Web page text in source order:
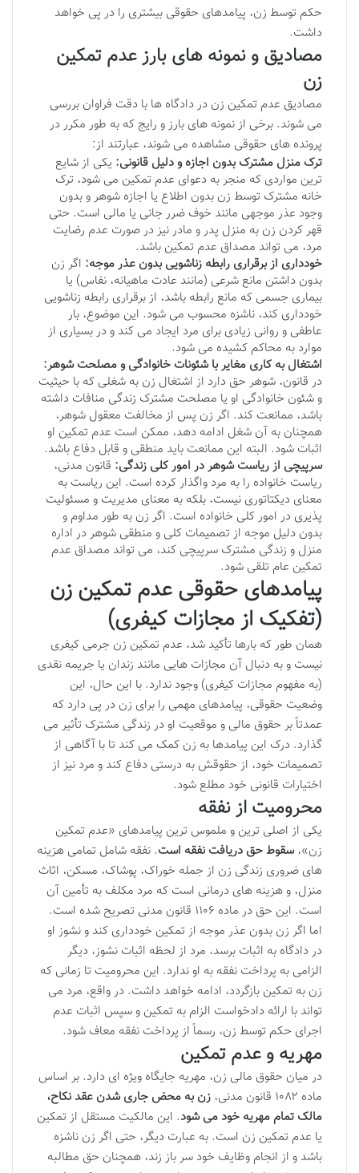
حکم توسط زن، پیامدهای حقوقی بیشتری را در پی خواهد
داشت.
مصادیق و نمونه های بارز عدم تمکین
زن
مصادیق عدم تمکین زن در دادگاه ها با دقت فراوان بررسی
می شوند. برخی از نمونه های بارز و رایج که به طور مکرر در
پرونده های حقوقی مشاهده می شوند، عبارتند از:
ترک منزل مشترک بدون اجازه و دلیل قانونی: یکی از شایع
ترین مواردی که منجر به دعوای عدم تمکین می شود، ترک
خانه مشترک توسط زن بدون اطلاع یا اجازه شوهر و بدون
وجود عذر موجهی مانند خوف ضرر جانی یا مالی است. حتی
قهر کردن زن به منزل پدر و مادر نیز در صورت عدم رضایت
مرد، می تواند مصداق عدم تمکین باشد.
خودداری از برقراری رابطه زناشویی بدون عذر موجه: اگر زن
بدون داشتن مانع شرعی (مانند عادت ماهیانه، نفاس) یا
بیماری جسمی که مانع رابطه باشد، از برقراری رابطه زناشویی
خودداری کند، ناشزه محسوب می شود. این موضوع، بار
عاطفی و روانی زیادی برای مرد ایجاد می کند و در بسیاری از
موارد به محاکم کشیده می شود.
اشتغال به کاری مغایر با شئونات خانوادگی و مصلحت شوهر:
در قانون، شوهر حق دارد از اشتغال زن به شغلی که با حیثیت
و شئون خانوادگی او یا مصلحت مشترک زندگی منافات داشته
باشد، ممانعت کند. اگر زن پس از مخالفت معقول شوهر،
همچنان به آن شغل ادامه دهد، ممکن است عدم تمکین او
اثبات شود. البته این ممانعت باید منطقی و قابل دفاع باشد.
سرپیچی از ریاست شوهر در امور کلی زندگی: قانون مدنی،
ریاست خانواده را به مرد واگذار کرده است. این ریاست به
معنای دیکتاتوری نیست، بلکه به معنای مدیریت و مسئولیت
پذیری در امور کلی خانواده است. اگر زن به طور مداوم و
بدون دلیل موجه از تصمیمات کلی و منطقی شوهر در اداره
منزل و زندگی مشترک سرپیچی کند، می تواند مصداق عدم
تمکین عام تلقی شود.
پیامدهای حقوقی عدم تمکین زن
(تفکیک از مجازات کیفری)
همان طور که بارها تأکید شد، عدم تمکین زن جرمی کیفری
نیست و به دنبال آن مجازات هایی مانند زندان یا جریمه نقدی
(به مفهوم مجازات کیفری) وجود ندارد. با این حال، این
وضعیت حقوقی، پیامدهای مهمی را برای زن در پی دارد که
عمدتاً بر حقوق مالی و موقعیت او در زندگی مشترک تأثیر می
گذارد. درک این پیامدها به زن کمک می کند تا با آگاهی از
تصمیمات خود، از حقوقش به درستی دفاع کند و مرد نیز از
اختیارات قانونی خود مطلع شود.
محرومیت از نفقه
یکی از اصلی ترین و ملموس ترین پیامدهای «عدم تمکین
زن»،سقوط حق دریافت نفقه است. نفقه شامل تمامی هزینه
های ضروری زندگی زن از جمله خوراک، پوشاک، مسکن، اثاث
منزل، و هزینه های درمانی است که مرد مکلف به تأمین آن
است. این حق در ماده ۱۱۰۶ قانون مدنی تصریح شده است.
اما اگر زن بدون عذر موجه از تمکین خودداری کند و نشوز او
در دادگاه به اثبات برسد، مرد از لحظه اثبات نشوز، دیگر
الزامی به پرداخت نفقه به او ندارد. این محرومیت تا زمانی که
زن به تمکین بازگردد، ادامه خواهد داشت. در واقع، مرد می
تواند با ارائه دادخواست الزام به تمکین و سپس اثبات عدم
اجرای حکم توسط زن، رسماً از پرداخت نفقه معاف شود.
مهریه و عدم تمکین
در میان حقوق مالی زن، مهریه جایگاه ویژه ای دارد. بر اساس
ماده ۱۰۸۲ قانون مدنی،
زن به محض جاری شدن عقد نکاح،
مالک تمام مهریه خود می شود. این مالکیت مستقل از تمکین
یا عدم تمکین زن است. به عبارت دیگر، حتی اگر زن ناشزه
باشد و از انجام وظایف خود سر باز زند، همچنان حق مطالبه